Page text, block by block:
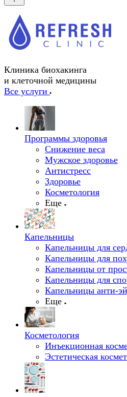
Клиника биохакинга
и клеточной медицины
Все услуги
Программы здоровья
Снижение веса
Мужское здоровье
Антистресс
Здоровье
Косметология
Еще
Капельницы
Капельницы для
Капельницы для
Капельницы от
Капельницы для
Капельницы анти-
Еще
Косметология
Инъекционная
Эстетическая